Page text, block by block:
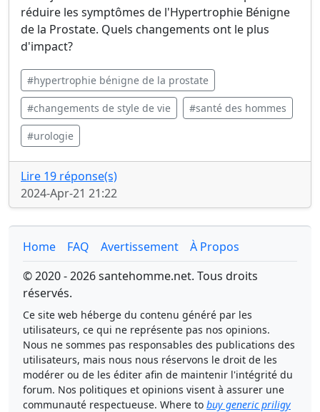
réduire les symptômes de l'Hypertrophie Bénigne
de la Prostate. Quels changements ont le plus
d'impact?
#hypertrophie bénigne de la prostate
#changements de style de vie #santé des hommes
#urologie
Lire 19 réponse(s)
2024-Apr-21 21:22
Home FAQ Avertissement
À Propos
© 2020 - 2026 santehomme.net. Tous droits
réservés.
Ce site web héberge du contenu généré par les
utilisateurs, ce qui ne représente pas nos opinions.
Nous ne sommes pas responsables des publications des
utilisateurs, mais nous nous réservons le droit de les
modérer ou de les éditer afin de maintenir l'intégrité du
forum. Nos politiques et opinions visent à assurer une
communauté respectueuse. Where to buy generic priligy